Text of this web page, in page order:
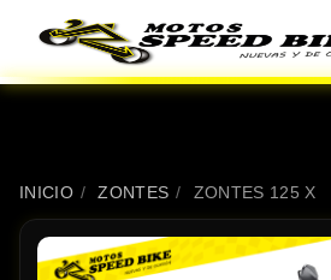
INICIO / ZONTES / ZONTES 125 X